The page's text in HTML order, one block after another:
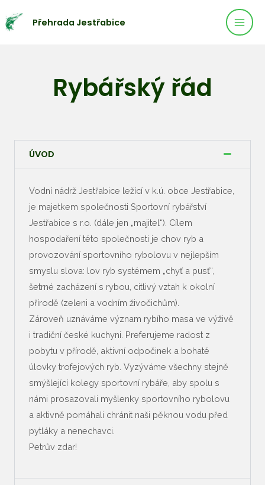
na
Přehrada Jestřabice
Rybářský řád
ÚVOD
Vodní nádrž Jestřabice ležící v k.ú. obce Jestřabice,
je majetkem společnosti Sportovní rybářství
Jestřabice s r.o. (dále jen „majitel“). Cílem
hospodaření této společnosti je chov ryb a
provozování sportovního rybolovu v nejlepším
smyslu slova: lov ryb systémem „chyť a pusť“,
šetrné zacházení s rybou, citlivý vztah k okolní
přírodě (zeleni a vodním živočichům).
Zároveň uznáváme význam rybího masa ve výživě
i tradiční české kuchyni. Preferujeme radost z
pobytu v přírodě, aktivní odpočinek a bohaté
úlovky trofejových ryb. Vyzýváme všechny stejně
smýšlející kolegy sportovní rybáře, aby spolu s
námi prosazovali myšlenky sportovního rybolovu
a aktivně pomáhali chránit naši pěknou vodu před
pytláky a nenechavci.
Petrův zdar!